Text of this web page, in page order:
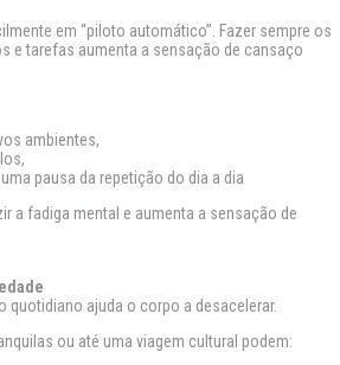
em “piloto automático”. Fazer sempre os
e tarefas aumenta a sensação de cansaço
ambientes,
pausa da repetição do dia a dia
a fadiga mental e aumenta a sensação de
quotidiano ajuda o corpo a desacelerar.
ou até uma viagem cultural podem: